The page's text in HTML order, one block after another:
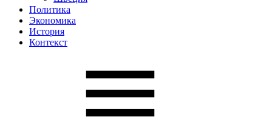
Политика
Экономика
История
Контекст